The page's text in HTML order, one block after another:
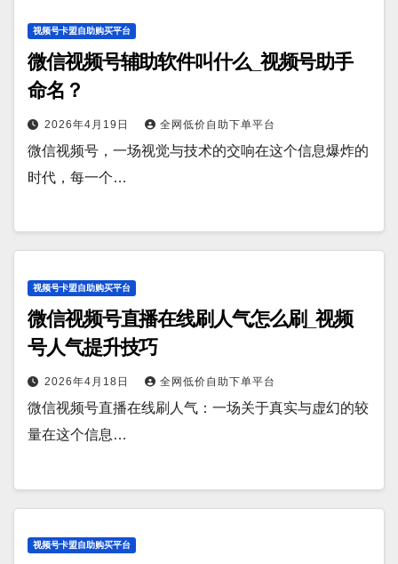
视频号卡盟自助购买平台
微信视频号辅助软件叫什么_视频号助手
命名？
2026年4月19日 全网低价自助下单平台
微信视频号，一场视觉与技术的交响在这个信息爆炸的
时代，每一个…
视频号卡盟自助购买平台
微信视频号直播在线刷人气怎么刷_视频
号人气提升技巧
2026年4月18日 全网低价自助下单平台
微信视频号直播在线刷人气：一场关于真实与虚幻的较
量在这个信息…
视频号卡盟自助购买平台